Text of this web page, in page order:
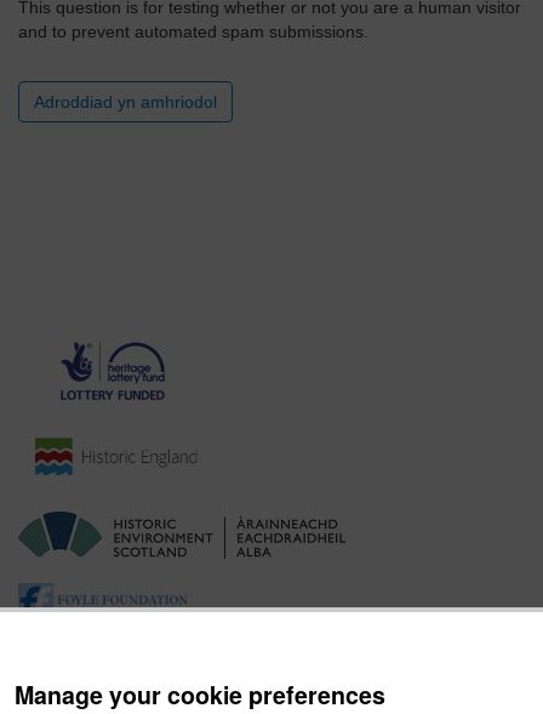
Manage your cookie preferences
This question is for testing whether or not you are a human visitor
and to prevent automated spam submissions.
Adroddiad yn amhriodol